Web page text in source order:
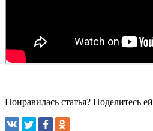
Понравилась статья? Поделитесь ей